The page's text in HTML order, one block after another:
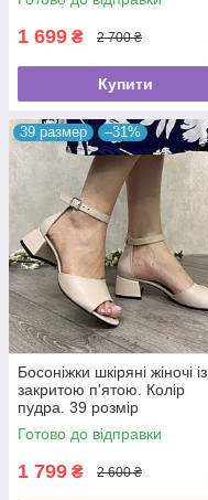
1 699 ₴ 2 700 ₴
Купити
39 размер –31%
Босоніжки шкіряні жіночі із
закритою п'ятою. Колір
пудра. 39 розмір
Готово до відправки
1 799 ₴ 2 600 ₴